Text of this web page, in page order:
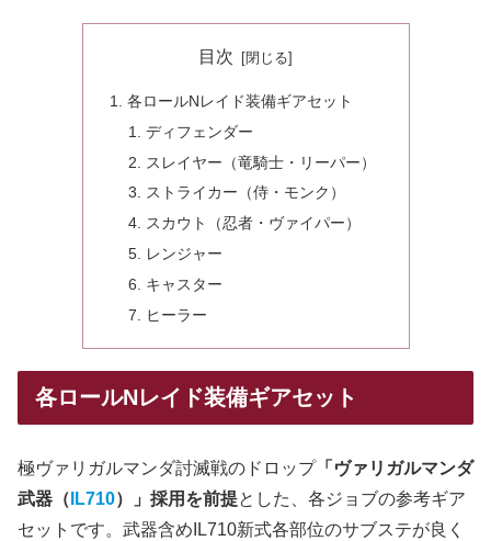
目次
各ロールNレイド装備ギアセット
ディフェンダー
スレイヤー（竜騎士・リーパー）
ストライカー（侍・モンク）
スカウト（忍者・ヴァイパー）
レンジャー
キャスター
ヒーラー
各ロールNレイド装備ギアセット
極ヴァリガルマンダ討滅戦のドロップ「ヴァリガルマンダ
武器（ IL710）」採用を前提とした、各ジョブの参考ギア
セットです。武器含めIL710新式各部位のサブステが良く